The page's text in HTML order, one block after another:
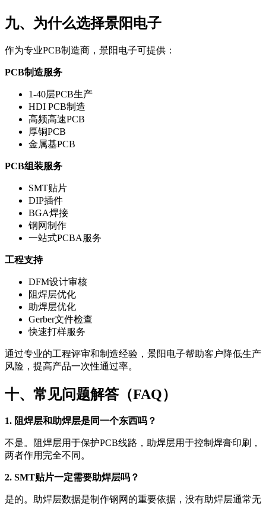
九、为什么选择景阳电子
作为专业PCB制造商，景阳电子可提供：
PCB制造服务
1-40层PCB生产
HDI PCB制造
高频高速PCB
厚铜PCB
金属基PCB
PCB组装服务
SMT贴片
DIP插件
BGA焊接
钢网制作
一站式PCBA服务
工程支持
DFM设计审核
阻焊层优化
助焊层优化
Gerber文件检查
快速打样服务
通过专业的工程评审和制造经验，景阳电子帮助客户降低生产
风险，提高产品一次性通过率。
十、常见问题解答（FAQ）
1. 阻焊层和助焊层是同一个东西吗？
不是。阻焊层用于保护PCB线路，助焊层用于控制焊膏印刷，
两者作用完全不同。
2. SMT贴片一定需要助焊层吗？
是的。助焊层数据是制作钢网的重要依据，没有助焊层通常无